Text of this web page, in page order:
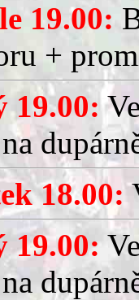
19.00:
+
19.00:
18.00:
19.00: